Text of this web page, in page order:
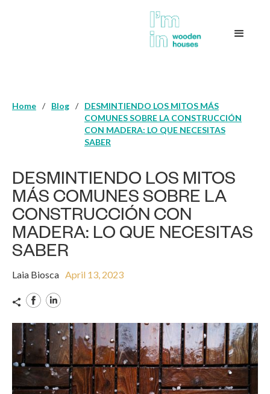
Home / Blog /
DESMINTIENDO LOS MITOS MÁS
COMUNES SOBRE LA CONSTRUCCIÓN
CON MADERA: LO QUE NECESITAS
SABER
DESMINTIENDO LOS MITOS
MÁS COMUNES SOBRE LA
CONSTRUCCIÓN CON
MADERA: LO QUE NECESITAS
SABER
Laia Biosca April 13, 2023